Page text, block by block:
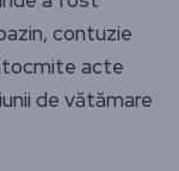
contuzie
acte
de vătămare